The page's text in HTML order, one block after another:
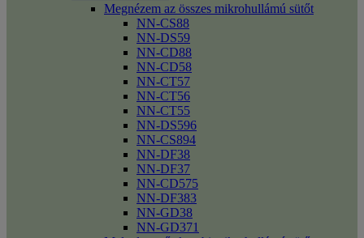
Megnézem az összes mikrohullámú sütőt
NN-CS88
NN-DS59
NN-CD88
NN-CD58
NN-CT57
NN-CT56
NN-CT55
NN-DS596
NN-CS894
NN-DF38
NN-DF37
NN-CD575
NN-DF383
NN-GD38
NN-GD371